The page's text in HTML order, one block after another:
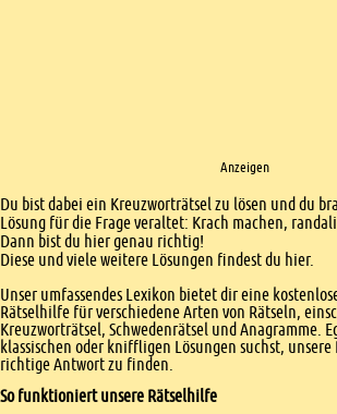
Anzeigen
Einleitung
Du bist dabei ein Kreuzworträtsel zu lösen und du
Lösung für die Frage veraltet: Krach machen,
Dann bist du hier genau richtig!
Diese und viele weitere Lösungen findest du hier.
Unser umfassendes Lexikon bietet dir eine
Rätselhilfe für verschiedene Arten von Rätseln,
Kreuzworträtsel, Schwedenrätsel und Anagramme.
klassischen oder kniffligen Lösungen suchst,
richtige Antwort zu finden.
So funktioniert unsere Rätselhilfe